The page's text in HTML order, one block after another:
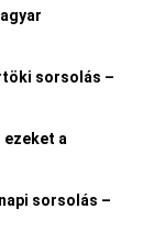
sorsolás –
ezeket a
sorsolás –